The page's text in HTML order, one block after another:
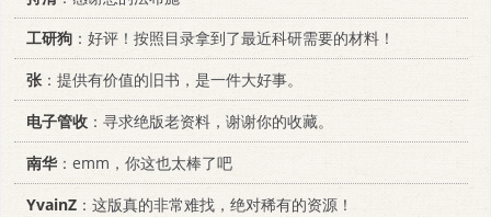
工研狗 ：好评！按照目录拿到了最近科研需要的材料！
张：提供有价值的旧书，是一件大好事。
电子管收 ：寻求绝版老资料，谢谢你的收藏。
南华：emm，你这也太棒了吧
YvainZ ：这版真的非常难找，绝对稀有的资源！